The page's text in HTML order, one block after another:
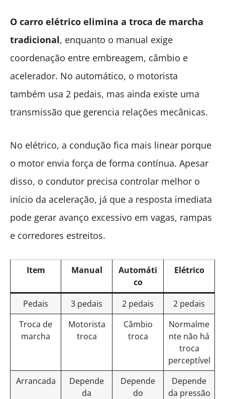
O carro elétrico elimina a troca de marcha
tradicional, enquanto o manual exige
coordenação entre embreagem, câmbio e
acelerador. No automático, o motorista
também usa 2 pedais, mas ainda existe uma
transmissão que gerencia relações mecânicas.
No elétrico, a condução fica mais linear porque
o motor envia força de forma contínua. Apesar
disso, o condutor precisa controlar melhor o
início da aceleração, já que a resposta imediata
pode gerar avanço excessivo em vagas, rampas
e corredores estreitos.
Item Manual
Automáti
co
Elétrico
Pedais 3 pedais 2 pedais
2 pedais
Troca de
marcha
Motorista
troca
Câmbio
troca
Normalme
nte não há
troca
perceptível
Arrancada
Depende
da
Depende
do
Depende
da pressão